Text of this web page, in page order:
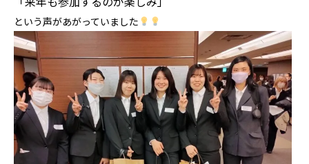
という声があがっていました